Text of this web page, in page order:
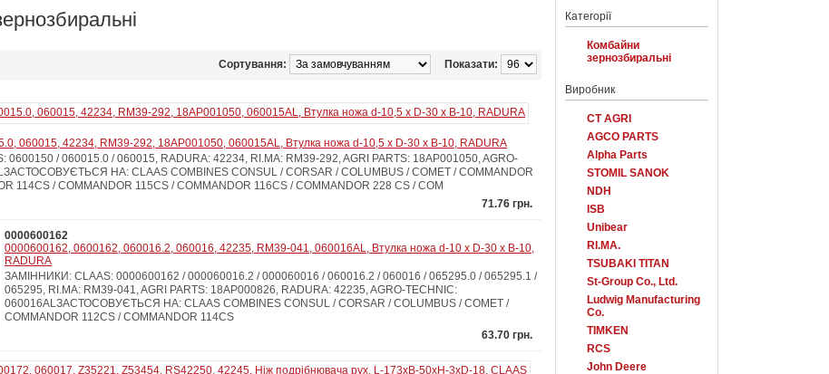
Категорії
Комбайни
зернозбиральні
Виробник
CT AGRI
AGCO PARTS
Alpha Parts
STOMIL SANOK
NDH
ISB
Unibear
RI.MA.
TSUBAKI TITAN
St-Group Co., Ltd.
Ludwig Manufacturing
Co.
TIMKEN
RCS
John Deere
Показати:
Сортування:
060015, 42234, RM39-292, 18AP001050, 060015AL, Втулка ножа d-10,5 x D-30 x B-10, RADURA
/ 060015.0 / 060015, RADURA: 42234, RI.MA: RM39-292, AGRI PARTS: 18AP001050, AGRO-
НА: CLAAS COMBINES CONSUL / CORSAR / COLUMBUS / COMET / COMMANDOR
114CS / COMMANDOR 115CS / COMMANDOR 116CS / COMMANDOR 228 CS / COM
71.76 грн.
0000600162
0000600162, 0600162, 060016.2, 060016, 42235, RM39-041, 060016AL, Втулка ножа d-10 x D-30 x B-10,
RADURA
ЗАМІННИКИ: CLAAS: 0000600162 / 000060016.2 / 000060016 / 060016.2 / 060016 / 065295.0 / 065295.1 /
065295, RI.MA: RM39-041, AGRI PARTS: 18AP000826, RADURA: 42235, AGRO-TECHNIC:
060016ALЗАСТОСОВУЄТЬСЯ НА: CLAAS COMBINES CONSUL / CORSAR / COLUMBUS / COMET /
COMMANDOR 112CS / COMMANDOR 114CS
63.70 грн.